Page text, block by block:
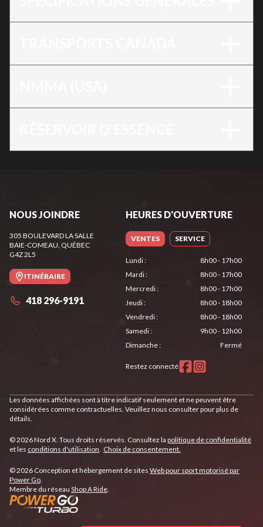
NOUS JOINDRE
305 BOULEVARD LA SALLE
BAIE-COMEAU, QUÉBEC
G4Z 2L5
ITINÉRAIRE
418 296-9191
HEURES D'OUVERTURE
VENTES SERVICE
Lundi:
8h00 - 17h00
Mardi:
8h00 - 17h00
Mercredi:
8h00 - 17h00
Jeudi:
8h00 - 18h00
Vendredi:
8h00 - 18h00
Samedi:
9h00 - 12h00
Dimanche: Fermé
Restez connecté
Les données affichées sont à titre indicatif seulement et ne peuvent être
considérées comme contractuelles. Veuillez nous consulter pour plus de
détails.
© 2026 Nord X. Tous droits réservés. Consultez la politique de confidentialité
et les conditions d'utilisation. Choix de consentement.
© 2026 Conception et hébergement de sites Web pour sport motorisé par
Power Go.
Membre du réseau Shop A Ride.